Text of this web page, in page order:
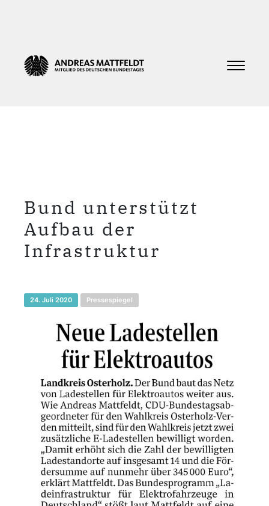
Bund unterstützt
Aufbau der
Infrastruktur
24. Juli 2020 Pressespiegel